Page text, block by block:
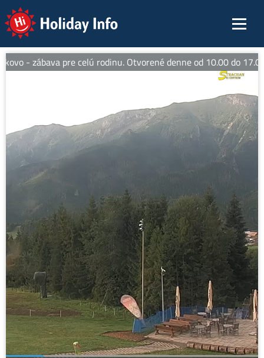
Holiday Info
- zábava pre celú rodinu. Otvorené denne od 10.00 do